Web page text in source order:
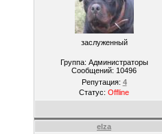
заслуженный
Группа: Администраторы
Сообщений: 10496
Репутация: 4
Статус: Offline
elza